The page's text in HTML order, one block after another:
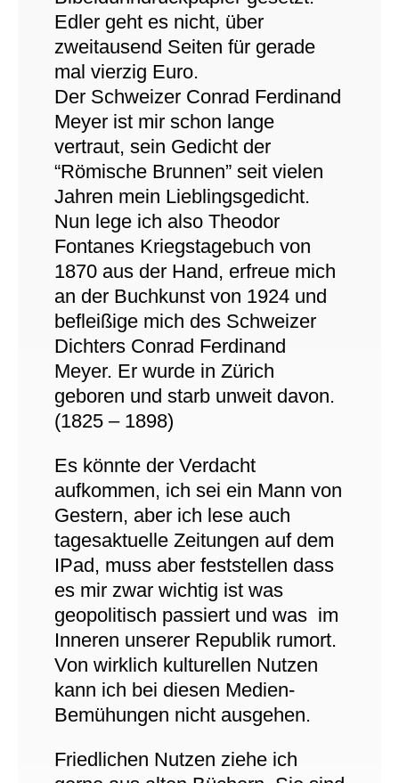
Edler geht es nicht, über
zweitausend Seiten für gerade
mal vierzig Euro.
Der Schweizer Conrad Ferdinand
Meyer ist mir schon lange
vertraut, sein Gedicht der
“Römische Brunnen” seit vielen
Jahren mein Lieblingsgedicht.
Nun lege ich also Theodor
Fontanes Kriegstagebuch von
1870 aus der Hand, erfreue mich
an der Buchkunst von 1924 und
befleißige mich des Schweizer
Dichters Conrad Ferdinand
Meyer. Er wurde in Zürich
geboren und starb unweit davon.
(1825 – 1898)
Es könnte der Verdacht
aufkommen, ich sei ein Mann von
Gestern, aber ich lese auch
tagesaktuelle Zeitungen auf dem
IPad, muss aber feststellen dass
es mir zwar wichtig ist was
geopolitisch passiert und was im
Inneren unserer Republik rumort.
Von wirklich kulturellen Nutzen
kann ich bei diesen Medien-
Bemühungen nicht ausgehen.
Friedlichen Nutzen ziehe ich